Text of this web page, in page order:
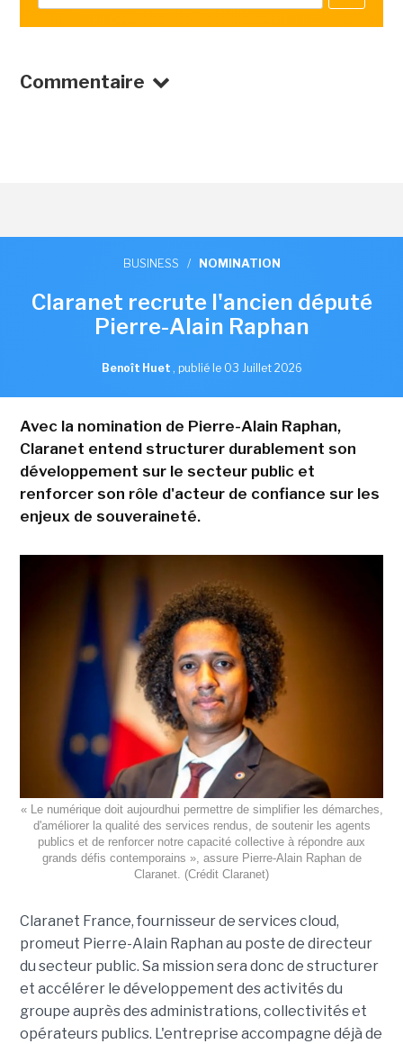
Commentaire
BUSINESS / NOMINATION
Claranet recrute l'ancien député
Pierre-Alain Raphan
Benoît Huet , publié le 03 Juillet 2026
Avec la nomination de Pierre-Alain Raphan,
Claranet entend structurer durablement son
développement sur le secteur public et
renforcer son rôle d'acteur de confiance sur les
enjeux de souveraineté.
« Le numérique doit aujourdhui permettre de simplifier les démarches,
d'améliorer la qualité des services rendus, de soutenir les agents
publics et de renforcer notre capacité collective à répondre aux
grands défis contemporains », assure Pierre-Alain Raphan de
Claranet. (Crédit Claranet)
Claranet France, fournisseur de services cloud,
promeut Pierre-Alain Raphan au poste de directeur
du secteur public. Sa mission sera donc de structurer
et accélérer le développement des activités du
groupe auprès des administrations, collectivités et
opérateurs publics. L'entreprise accompagne déjà de